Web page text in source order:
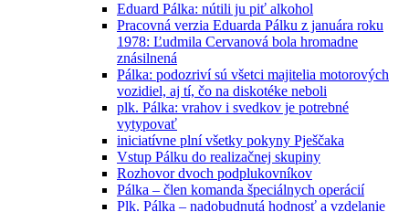
Eduard Pálka: nútili ju piť alkohol
Pracovná verzia Eduarda Pálku z januára roku
1978: Ľudmila Cervanová bola hromadne
znásilnená
Pálka: podozriví sú všetci majitelia motorových
vozidiel, aj tí, čo na diskotéke neboli
plk. Pálka: vrahov i svedkov je potrebné
vytypovať
iniciatívne plní všetky pokyny Pješčaka
Vstup Pálku do realizačnej skupiny
Rozhovor dvoch podplukovníkov
Pálka – člen komanda špeciálnych operácií
Plk. Pálka – nadobudnutá hodnosť a vzdelanie